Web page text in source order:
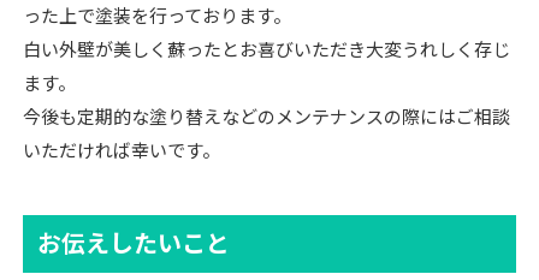
った上で塗装を行っております。
白い外壁が美しく蘇ったとお喜びいただき大変うれしく存じ
ます。
今後も定期的な塗り替えなどのメンテナンスの際にはご相談
いただければ幸いです。
お伝えしたいこと